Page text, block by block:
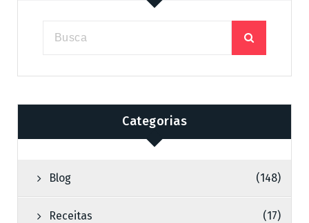
Categorias
Blog (148)
Receitas (17)